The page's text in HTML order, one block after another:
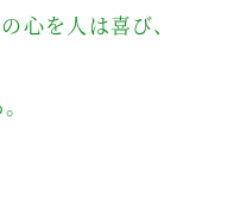
心を人は喜び、